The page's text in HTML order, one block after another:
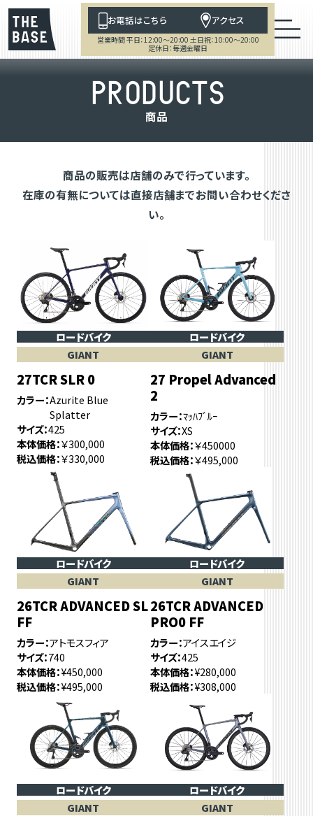
お電話はこちら アクセス
営業時間 平日：12:00～20:00 土日祝：10:00～20:00
定休日：毎週金曜日
PRODUCTS
商品
商品の販売は店舗のみで行っています。
在庫の有無については直接店舗までお問い合わせくださ
い。
ロードバイク
GIANT
27TCR SLR 0
カラー Azurite Blue
Splatter
サイズ 425
本体価格 ￥300,000
税込価格 ￥330,000
ロードバイク
GIANT
27 Propel Advanced
2
カラー ﾏｯﾊﾌﾞﾙｰ
サイズ XS
本体価格 ￥450000
税込価格 ￥495,000
ロードバイク
GIANT
26TCR ADVANCED SL
FF
カラー アトモスフィア
サイズ 740
本体価格 ¥450,000
税込価格 ¥495,000
ロードバイク
GIANT
26TCR ADVANCED
PRO0 FF
カラー アイスエイジ
サイズ 425
本体価格 ¥280,000
税込価格 ¥308,000
ロードバイク
GIANT
ロードバイク
GIANT